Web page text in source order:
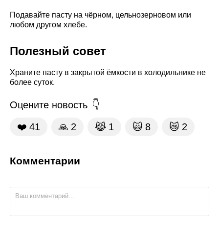
Подавайте пасту на чёрном, цельнозерновом или
любом другом хлебе.
Полезный совет
Храните пасту в закрытой ёмкости в холодильнике не
более суток.
Оцените новость
❤️ 41 🙏 2 😹 1 🙀 8 😿 2
Комментарии